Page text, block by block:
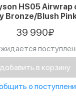
HS05 Airwrap
Bronze/Blush
39 990₽
добавить в корзину
о